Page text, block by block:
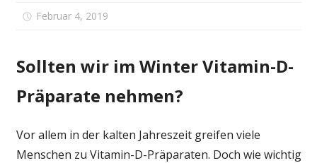
Februar 4, 2019
wir
tatsächlich
Sollten wir im Winter Vitamin-D-
Präparate nehmen?
Vor allem in der kalten Jahreszeit greifen viele
Menschen zu Vitamin-D-Präparaten. Doch wie wichtig